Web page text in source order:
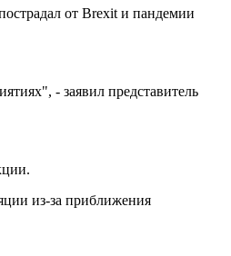
от Brexit и пандемии
- заявил представитель
из-за приближения